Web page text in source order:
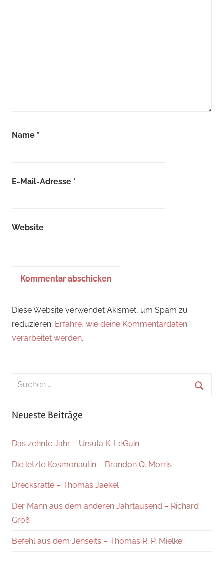
Name *
E-Mail-Adresse *
Website
Diese Website verwendet Akismet, um Spam zu
reduzieren. Erfahre, wie deine Kommentardaten
verarbeitet werden.
Suchen
Neueste Beiträge
Das zehnte Jahr – Ursula K. LeGuin
Die letzte Kosmonautin – Brandon Q. Morris
Drecksratte – Thomas Jaekel
Der Mann aus dem anderen Jahrtausend – Richard
Groß
Befehl aus dem Jenseits – Thomas R. P. Mielke